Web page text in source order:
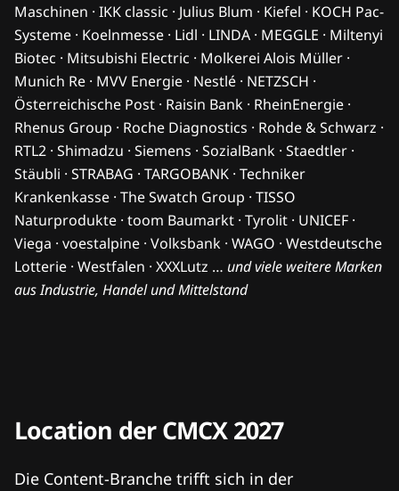
Maschinen · IKK classic · Julius Blum · Kiefel · KOCH Pac-
Systeme · Koelnmesse · Lidl · LINDA · MEGGLE · Miltenyi
Biotec · Mitsubishi Electric · Molkerei Alois Müller ·
Munich Re · MVV Energie · Nestlé · NETZSCH ·
Österreichische Post · Raisin Bank · RheinEnergie ·
Rhenus Group · Roche Diagnostics · Rohde & Schwarz ·
RTL2 · Shimadzu · Siemens · SozialBank · Staedtler ·
Stäubli · STRABAG · TARGOBANK · Techniker
Krankenkasse · The Swatch Group · TISSO
Naturprodukte · toom Baumarkt · Tyrolit · UNICEF ·
Viega · voestalpine · Volksbank · WAGO · Westdeutsche
Lotterie · Westfalen · XXXLutz … und viele weitere Marken
aus Industrie, Handel und Mittelstand
Location der CMCX 2027
Die Content-Branche trifft sich in der